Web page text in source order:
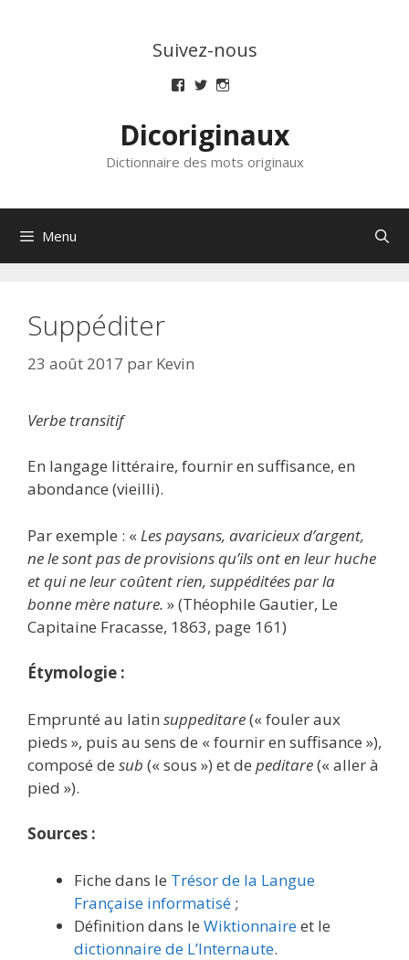
Suivez-nous
Voir
de
dicoriginaux
sur
Facebook
Voir
de
dicoriginaux
sur
Twitter
de
dicoriginaux
sur
Instagram
Dicoriginaux
Dictionnaire des mots originaux
Menu
Suppéditer
23 août 2017 par Kevin
Verbe transitif
En langage littéraire, fournir en suffisance, en
abondance (vieilli).
Par exemple : « Les paysans, avaricieux d’argent,
ne le sont pas de provisions qu’ils ont en leur huche
et qui ne leur coûtent rien, suppéditées par la
bonne mère nature. » (Théophile Gautier, Le
Capitaine Fracasse, 1863, page 161)
Étymologie :
Emprunté au latin suppeditare(« fouler aux
pieds », puis au sens de « fournir en suffisance »),
composé de sub (« sous ») et de peditare(« aller à
pied »).
Sources :
Fiche dans le Trésor de la Langue
Française informatisé ;
Définition dans le Wiktionnaireet le
dictionnaire de L’Internaute.